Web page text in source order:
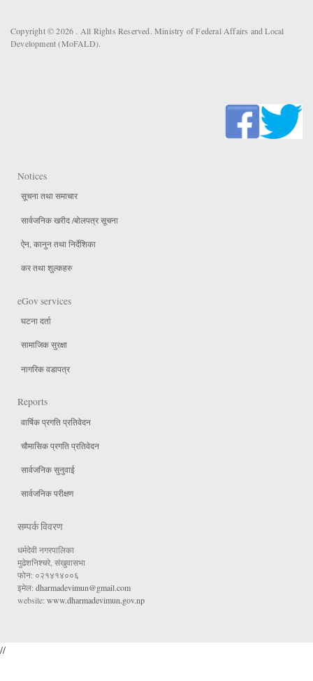
Copyright © 2026 . All Rights Reserved. Ministry of Federal Affairs and Local
Development (MoFALD).
Notices
सूचना तथा समाचार
सार्वजनिक खरीद /बोलपत्र सूचना
ऐन, कानुन तथा निर्देशिका
कर तथा शुल्कहरु
eGov services
घटना दर्ता
सामाजिक सुरक्षा
नागरिक वडापत्र
Reports
वार्षिक प्रगति प्रतिवेदन
चौमासिक प्रगति प्रतिवेदन
सार्वजनिक सुनुवाई
सार्वजनिक परीक्षण
सम्पर्क विवरण
धर्मदेवी नगरपालिका
मुढेशनिश्चरे, संखुवासभा
फोन: ०२१४१४००६
इमेल: dharmadevimun@gmail.com
website: www.dharmadevimun.gov.np
//